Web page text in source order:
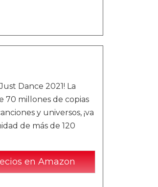
Dance 2021! La
70 millones de copias
y universos, ¡va
de más de 120
en Amazon